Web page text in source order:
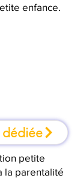
enfance.
dédiée
petite
la parentalité